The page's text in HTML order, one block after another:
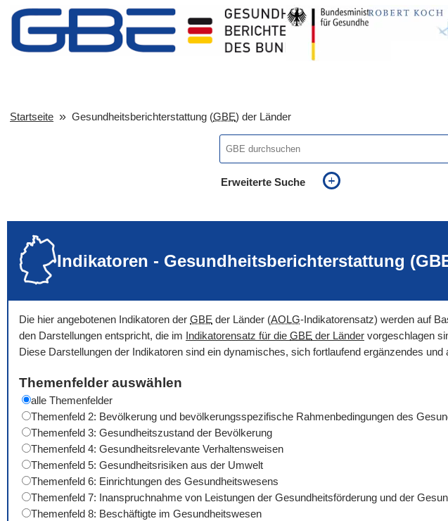
Startseite Gesundheitsberichterstattung (GBE) der Länder
Erweiterte Suche
Indikatoren - Gesundheitsberichterstattung
Die hier angebotenen Indikatoren der GBE der Länder (AOLG-Indikatorensatz) werden auf
den Darstellungen entspricht, die im Indikatorensatz für die GBE der Länder vorgeschlagen
Diese Darstellungen der Indikatoren sind ein dynamisches, sich fortlaufend ergänzendes und
Themenfelder auswählen
alle Themenfelder
Themenfeld 2: Bevölkerung und bevölkerungsspezifische Rahmenbedingungen des
Themenfeld 3: Gesundheitszustand der Bevölkerung
Themenfeld 4: Gesundheitsrelevante Verhaltensweisen
Themenfeld 5: Gesundheitsrisiken aus der Umwelt
Themenfeld 6: Einrichtungen des Gesundheitswesens
Themenfeld 7: Inanspruchnahme von Leistungen der Gesundheitsförderung und der
Themenfeld 8: Beschäftigte im Gesundheitswesen